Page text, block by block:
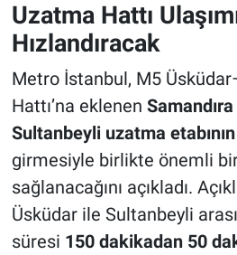
Uzatma Hattı
Hızlandıracak
Metro İstanbul, M5
Hattı’na eklenen
Sultanbeyli uzatma etabının
girmesiyle birlikte önemli
sağlanacağını açıkladı.
Üsküdar ile Sultanbeyli
süresi 150 dakikadan 50